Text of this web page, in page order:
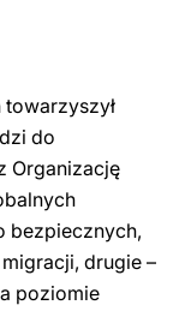
towarzyszył
do
Organizację
bezpiecznych,
drugie –
poziomie